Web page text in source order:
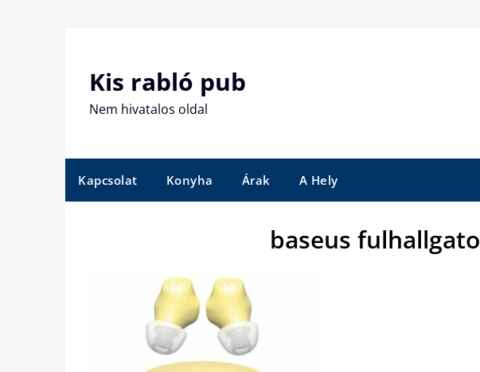
Kis rabló pub
Nem hivatalos oldal
Kapcsolat Konyha Árak A Hely
baseus fulhallgato